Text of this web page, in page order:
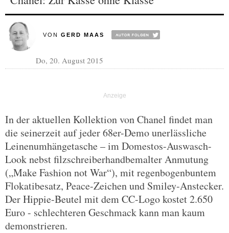
VON GERD MAAS
Do, 20. August 2015
In der aktuellen Kollektion von Chanel findet man
die seinerzeit auf jeder 68er-Demo unerlässliche
Leinenumhängetasche – im Domestos-Auswasch-
Look nebst filzschreiberhandbemalter Anmutung
(„Make Fashion not War“), mit regenbogenbuntem
Flokatibesatz, Peace-Zeichen und Smiley-Anstecker.
Der Hippie-Beutel mit dem CC-Logo kostet 2.650
Euro - schlechteren Geschmack kann man kaum
demonstrieren.